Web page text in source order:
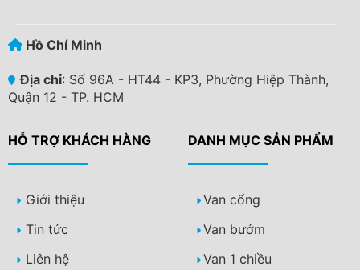
Hồ Chí Minh
Địa chỉ: Số 96A - HT44 - KP3, Phường Hiệp Thành,
Quận 12 - TP. HCM
HỖ TRỢ KHÁCH HÀNG DANH MỤC SẢN PHẨM
Giới thiệu
Tin tức
Liên hệ
Van cổng
Van bướm
Van 1 chiều